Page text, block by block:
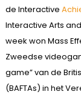
de Interactive
Interactive Arts
week won Mass
Zweedse
game” van de
(BAFTAs) in het